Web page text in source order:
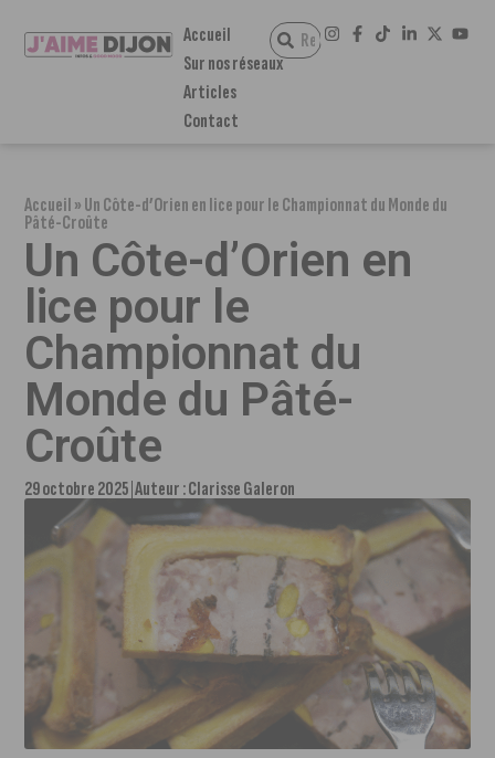
Accueil
Sur nos réseaux
Articles
Contact
Accueil»Un Côte-d’Orien en lice pour le Championnat du Monde du
Pâté-Croûte
Un Côte-d’Orien en
lice pour le
Championnat du
Monde du Pâté-
Croûte
29 octobre 2025 Auteur :Clarisse Galeron